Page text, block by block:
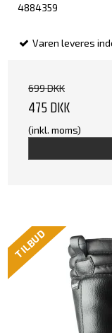
4884359
Varen leveres
699 DKK
475 DKK
(inkl. moms)
TILBUD